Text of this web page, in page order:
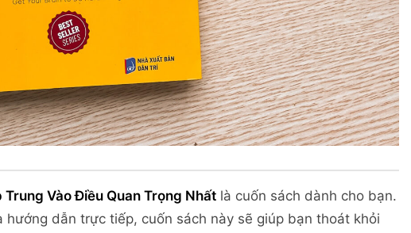
Trung Vào Điều Quan Trọng Nhất là cuốn sách dành cho bạn.
dẫn trực tiếp, cuốn sách này sẽ giúp bạn thoát khỏi